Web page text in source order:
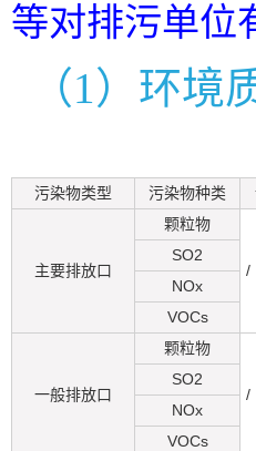
等对排污单位
（1）环境
污染物类型 污染物种类
主要排放口
颗粒物
/
SO2
NOx
VOCs
一般排放口
颗粒物
/
SO2
NOx
VOCs